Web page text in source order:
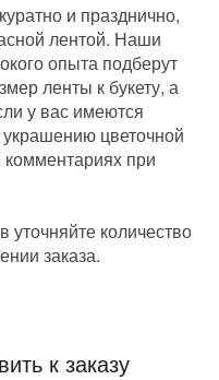
и празднично,
лентой. Наши
опыта подберут
ленты к букету, а
у вас имеются
цветочной
при
количество
заказа.
к заказу